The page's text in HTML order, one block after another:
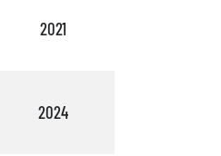
2021
2024